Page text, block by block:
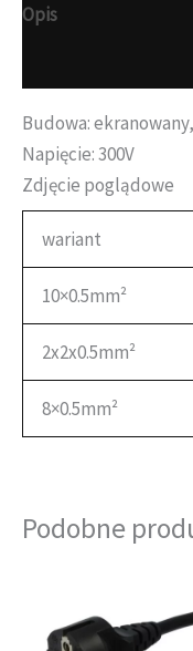
Opis
Budowa:
Napięcie: 300V
Zdjęcie poglądowe
wariant
10×0.5mm²
2x2x0.5mm²
8×0.5mm²
Podobne